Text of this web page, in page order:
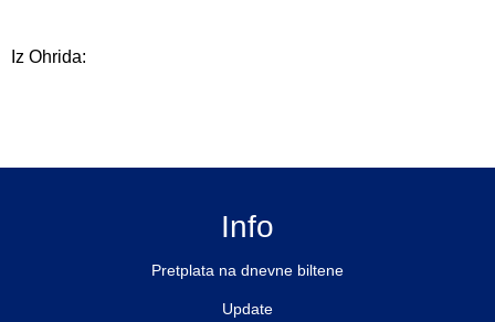
Iz Ohrida:
Info
Pretplata na dnevne biltene
Update